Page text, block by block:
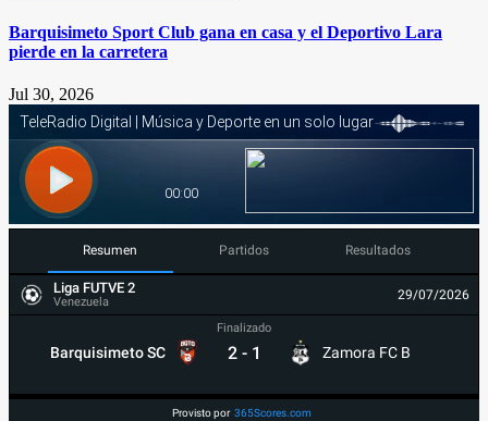
Barquisimeto Sport Club gana en casa y el Deportivo Lara
pierde en la carretera
Jul 30, 2026
Resumen Partidos Resultados
Liga FUTVE 2
Venezuela 29/07/2026
Barquisimeto SC
Finalizado
2 - 1 Zamora FC B
Provisto por 365Scores.com